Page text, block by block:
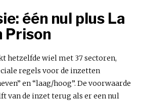
één nul plus La
Prison
hetzelfde wiel met 37 sectoren,
regels voor de inzetten
en “laag/hoog”. De voorwaarde
van de inzet terug als er een nul